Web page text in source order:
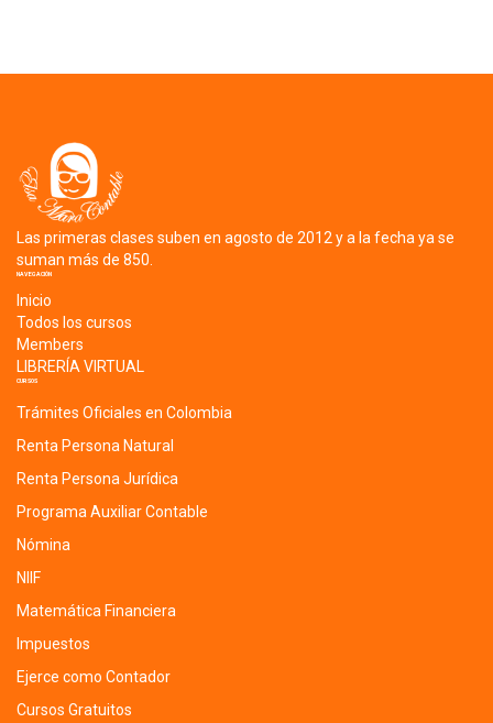
Las primeras clases suben en agosto de 2012 y a la fecha ya se
suman más de 850.
NAVEGACIÓN
Inicio
Todos los cursos
Members
LIBRERÍA VIRTUAL
CURSOS
Trámites Oficiales en Colombia
Renta Persona Natural
Renta Persona Jurídica
Programa Auxiliar Contable
Nómina
NIIF
Matemática Financiera
Impuestos
Ejerce como Contador
Cursos Gratuitos